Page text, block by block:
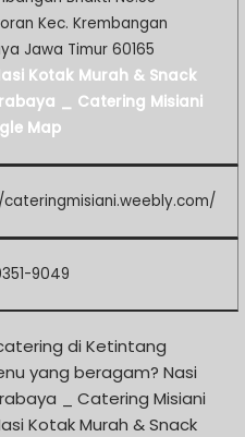
Kec. Krembangan
Jawa Timur 60165
Kotak Murah & Snack
_ Catering Misiani
Map
9049
di Ketintang
yang beragam? Nasi
_ Catering Misiani
Kotak Murah & Snack